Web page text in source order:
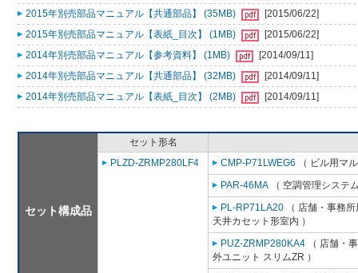
2015年別売部品マニュアル【共通部品】 (35MB)
[2015/06/22]
2015年別売部品マニュアル【表紙_目次】 (1MB)
[2015/06/22]
2014年別売部品マニュアル【参考資料】 (1MB)
[2014/09/11]
2014年別売部品マニュアル【共通部品】 (32MB)
[2014/09/11]
2014年別売部品マニュアル【表紙_目次】 (2MB)
[2014/09/11]
セット構成品
セット形名
PLZD-ZRMP280LF4
CMP-P71LWEG6 （ ビル用マ
PAR-46MA （ 空調管理システ
PL-RP71LA20 （ 店舗・事務
天井カセット形室内 ）
PUZ-ZRMP280KA4 （ 店舗・
外ユニット スリムZR ）